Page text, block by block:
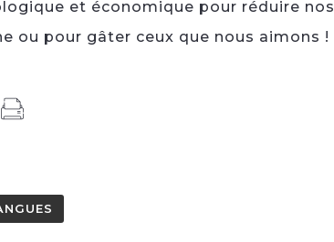
et économique pour réduire nos
ou pour gâter ceux que nous aimons !